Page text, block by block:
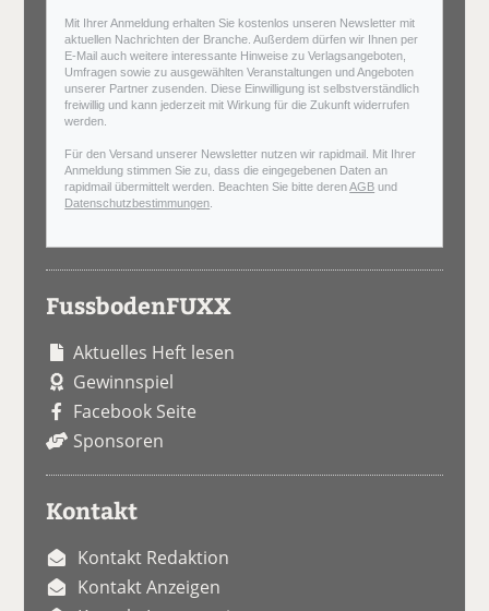
Mit Ihrer Anmeldung erhalten Sie kostenlos unseren Newsletter mit
aktuellen Nachrichten der Branche. Außerdem dürfen wir Ihnen per
E-Mail auch weitere interessante Hinweise zu Verlagsangeboten,
Umfragen sowie zu ausgewählten Veranstaltungen und Angeboten
unserer Partner zusenden. Diese Einwilligung ist selbstverständlich
freiwillig und kann jederzeit mit Wirkung für die Zukunft widerrufen
werden.
Für den Versand unserer Newsletter nutzen wir rapidmail. Mit Ihrer
Anmeldung stimmen Sie zu, dass die eingegebenen Daten an
rapidmail übermittelt werden. Beachten Sie bitte derenAGB und
Datenschutzbestimmungen
FussbodenFUXX
Aktuelles Heft lesen
Gewinnspiel
Facebook Seite
Sponsoren
Kontakt
Kontakt Redaktion
Kontakt Anzeigen